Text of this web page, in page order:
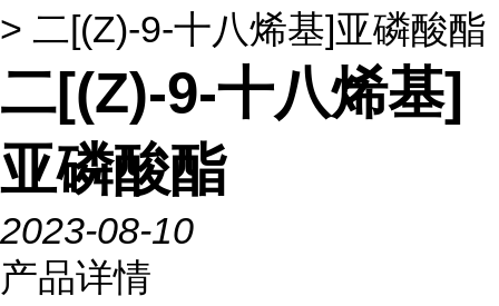
> 二[(Z)-9-十八烯基]亚磷酸酯
二[(Z)-9-十八烯基]
亚磷酸酯
2023-08-10
产品详情